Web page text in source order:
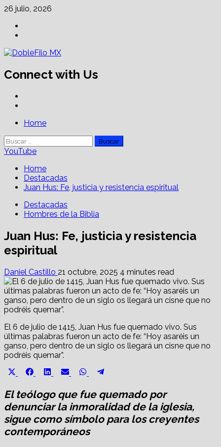
Skip
content
26 julio, 2026
Connect with Us
PrimaryHome
Buscar:
YouTube
Home
Destacadas
Juan Hus: Fe, justicia y resistencia espiritual
Destacadas
Hombres de la Biblia
Juan Hus: Fe, justicia y resistencia
espiritual
Daniel Castillo 21 octubre, 2025 4 minutes read
El 6 de julio de 1415, Juan Hus fue quemado vivo. Sus
últimas palabras fueron un acto de fe: “Hoy asaréis un
ganso, pero dentro de un siglo os llegará un cisne que no
podréis quemar”.
Share
Share
Facebook
Share
LinkedIn
Share
Email
Share
WhatsApp
El teólogo que fue quemado por
denunciar la inmoralidad de la iglesia,
sigue como símbolo para los creyentes
contemporáneos